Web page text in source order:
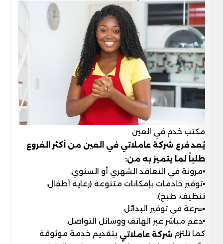
مكتب خدم في العين
يُعد فرع شركة عاملاتي في العين من أكثر الفروع
طلباً لما يتميز به من:
▪︎مرونة في التعاقد الشهري أو السنوي.
▪︎توفير خادمات بإمكانات متنوعة (رعاية أطفال،
تنظيف، طبخ).
▪︎سرعة في توفير البدائل.
▪︎دعم مباشر عبر الهاتف ووسائل التواصل.
كما تلتزم شركة عاملاتي بتقديم خدمة موثوقة